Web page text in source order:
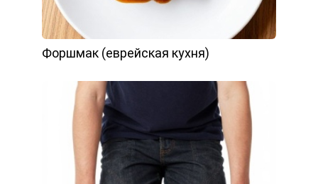
Форшмак (еврейская кухня)